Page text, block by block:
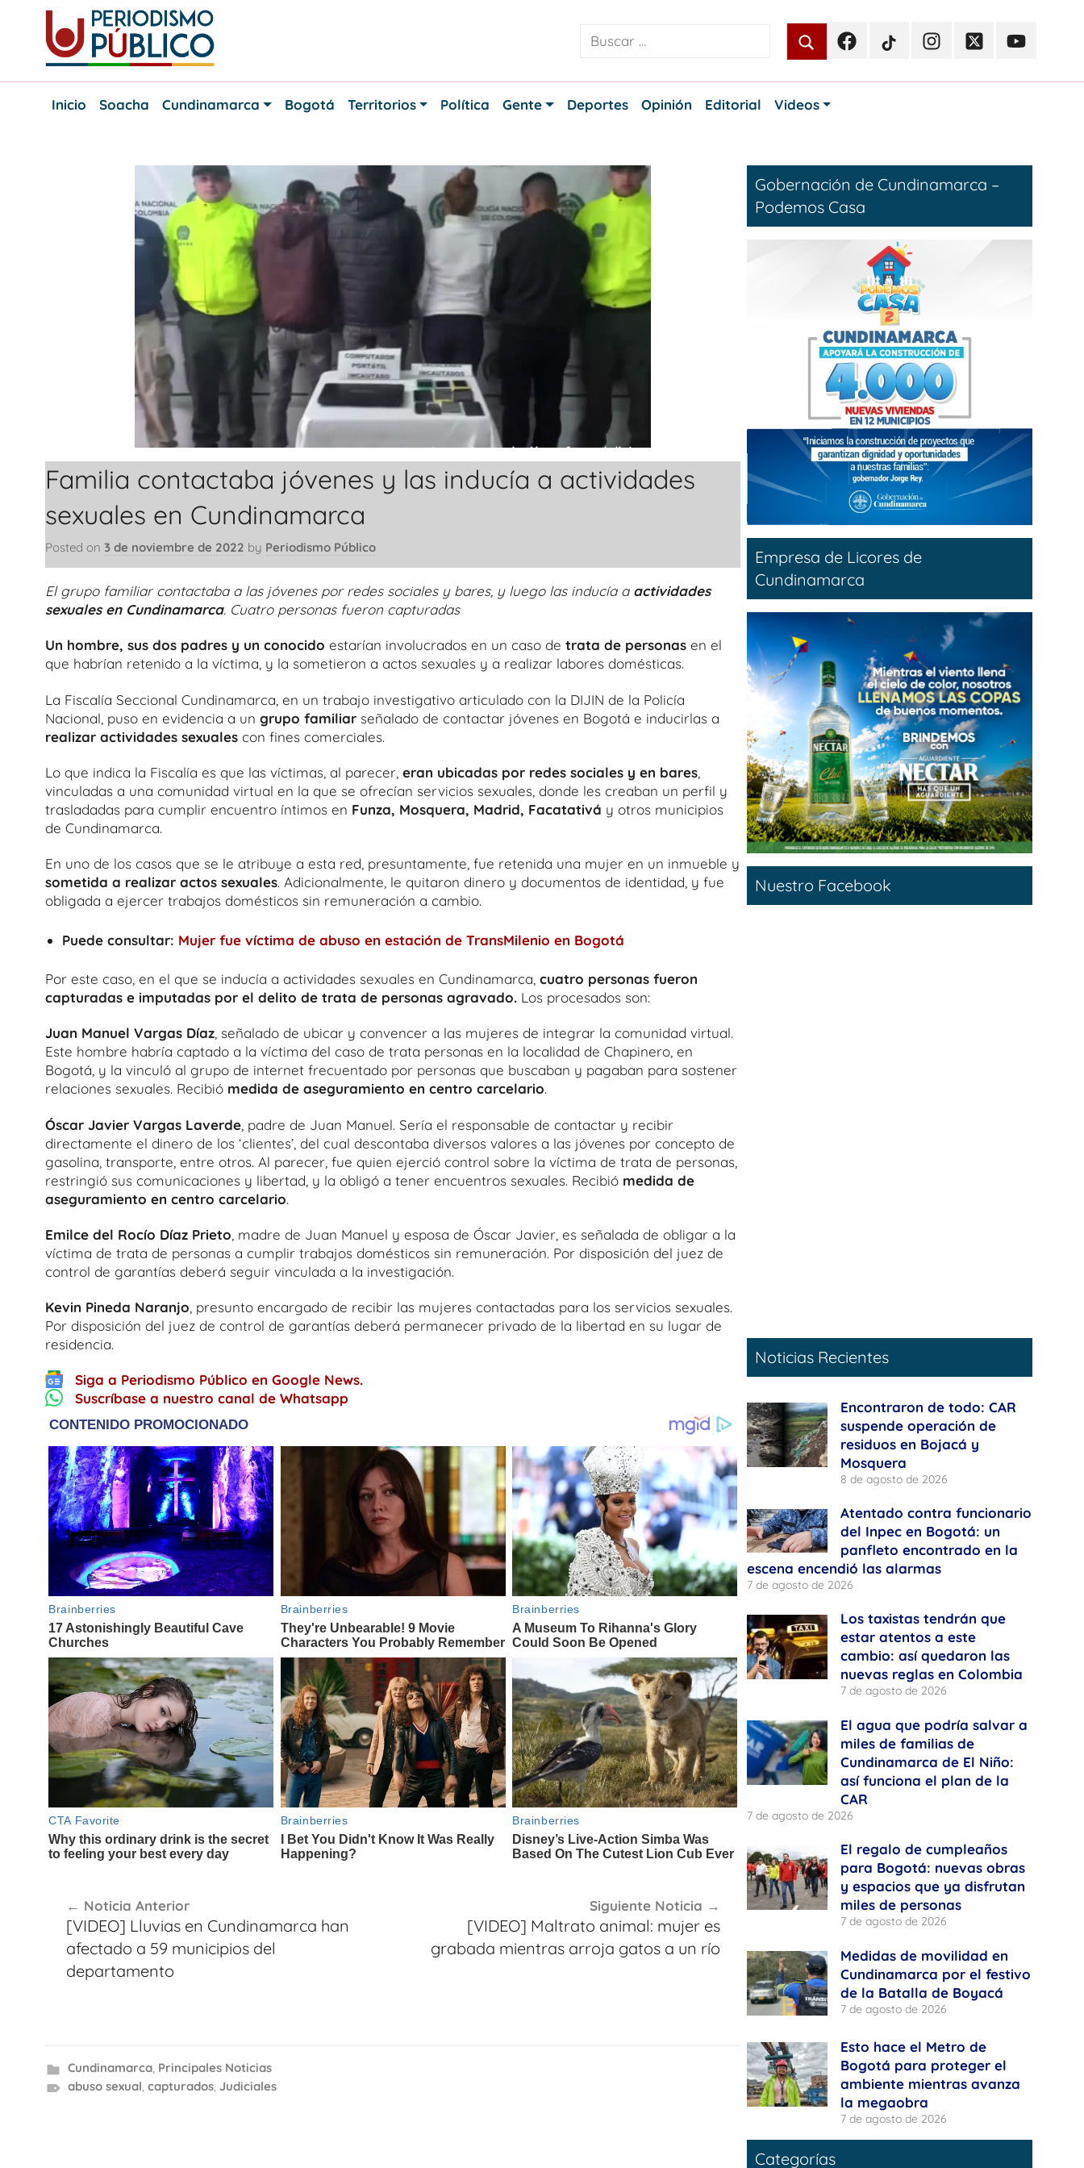
content
Periodismo
Noticias
FacebookTikTokInstagramTwitterYoutube
Inicio
Soacha Cundinamarca Bogotá Territorios Política Gente Deportes Opinión Editorial Videos
Familia contactaba jóvenes y las inducía a actividades
sexuales en Cundinamarca
Posted on 3 de noviembre de 2022 by Periodismo Público
El grupo familiar contactaba a las jóvenes por redes sociales y bares, y luego las inducía a actividades
sexuales en Cundinamarca. Cuatro personas fueron capturadas
Un hombre, sus dos padres y un conocido estarían involucrados en un caso de trata de personas en el
que habrían retenido a la víctima, y la sometieron a actos sexuales y a realizar labores domésticas.
La Fiscalía Seccional Cundinamarca, en un trabajo investigativo articulado con la DIJIN de la Policía
Nacional, puso en evidencia a un grupo familiar señalado de contactar jóvenes en Bogotá e inducirlas a
realizar actividades sexuales con fines comerciales.
Lo que indica la Fiscalía es que las víctimas, al parecer, eran ubicadas por redes sociales y en bares
vinculadas a una comunidad virtual en la que se ofrecían servicios sexuales, donde les creaban un perfil y
trasladadas para cumplir encuentro íntimos en Funza, Mosquera, Madrid, Facatativá y otros municipios
de Cundinamarca.
En uno de los casos que se le atribuye a esta red, presuntamente, fue retenida una mujer en un inmueble y
sometida a realizar actos sexuales. Adicionalmente, le quitaron dinero y documentos de identidad, y fue
obligada a ejercer trabajos domésticos sin remuneración a cambio.
Puede consultar: Mujer fue víctima de abuso en estación de TransMilenio en Bogotá
Por este caso, en el que se inducía a actividades sexuales en Cundinamarca, cuatro personas fueron
capturadas e imputadas por el delito de trata de personas agravado. Los procesados son:
Juan Manuel Vargas Díaz, señalado de ubicar y convencer a las mujeres de integrar la comunidad virtual.
Este hombre habría captado a la víctima del caso de trata personas en la localidad de Chapinero, en
Bogotá, y la vinculó al grupo de internet frecuentado por personas que buscaban y pagaban para sostener
relaciones sexuales. Recibió medida de aseguramiento en centro carcelario.
Óscar Javier Vargas Laverde , padre de Juan Manuel. Sería el responsable de contactar y recibir
directamente el dinero de los ‘clientes’, del cual descontaba diversos valores a las jóvenes por concepto de
gasolina, transporte, entre otros. Al parecer, fue quien ejerció control sobre la víctima de trata de personas,
restringió sus comunicaciones y libertad, y la obligó a tener encuentros sexuales. Recibió medida de
aseguramiento en centro carcelario.
Emilce del Rocío Díaz Prieto , madre de Juan Manuel y esposa de Óscar Javier, es señalada de obligar a la
víctima de trata de personas a cumplir trabajos domésticos sin remuneración. Por disposición del juez de
control de garantías deberá seguir vinculada a la investigación.
Kevin Pineda Naranjo , presunto encargado de recibir las mujeres contactadas para los servicios sexuales.
Por disposición del juez de control de garantías deberá permanecer privado de la libertad en su lugar de
residencia.
Siga a Periodismo Público en Google News.
Suscríbase a nuestro canal de Whatsapp
de
entradas
Noticia Anterior
[VIDEO] Lluvias en Cundinamarca han
afectado a 59 municipios del
departamento
Siguiente Noticia
[VIDEO] Maltrato animal: mujer es
grabada mientras arroja gatos a un río
Cundinamarca, Principales Noticias
abuso sexual, capturados, Judiciales
Gobernación de Cundinamarca –
Podemos Casa
Empresa de Licores de
Cundinamarca
Nuestro Facebook
Noticias Recientes
Encontraron de todo: CAR
suspende operación de
residuos en Bojacá y
Mosquera
8 de agosto de 2026
Atentado contra funcionario
del Inpec en Bogotá: un
panfleto encontrado en la
escena encendió las alarmas
7 de agosto de 2026
Los taxistas tendrán que
estar atentos a este
cambio: así quedaron las
nuevas reglas en Colombia
7 de agosto de 2026
El agua que podría salvar a
miles de familias de
Cundinamarca de El Niño:
así funciona el plan de la
CAR
7 de agosto de 2026
El regalo de cumpleaños
para Bogotá: nuevas obras
y espacios que ya disfrutan
miles de personas
7 de agosto de 2026
Medidas de movilidad en
Cundinamarca por el festivo
de la Batalla de Boyacá
7 de agosto de 2026
Esto hace el Metro de
Bogotá para proteger el
ambiente mientras avanza
la megaobra
7 de agosto de 2026
Categorías